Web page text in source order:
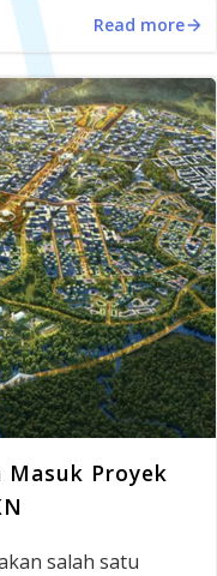
Read more
Proyek
salah satu